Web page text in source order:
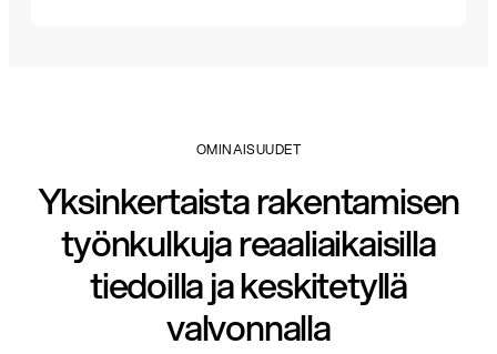
OMINAISUUDET
Yksinkertaista rakentamisen
työnkulkuja reaaliaikaisilla
tiedoilla ja keskitetyllä
valvonnalla